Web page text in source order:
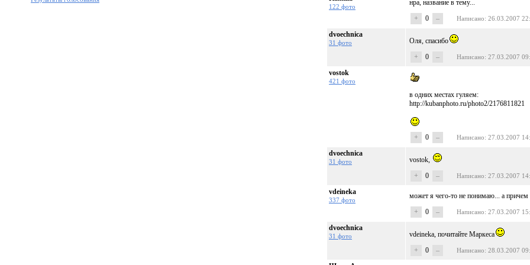
122 фото
нра, название в тему...
+
0 – Написано: 26.03.2007
dvoechnica
31 фото
Оля, спасибо
+
0 – Написано: 27.03.2007
vostok
421 фото
в одних местах гуляем:
http://kubanphoto.ru/photo2/2176811821
+ 0 – Написано: 27.03.2007
dvoechnica
31 фото
vostok,
+
0 – Написано: 27.03.2007
vdeineka
337 фото
может я чего-то не понимаю... а причем
+
0 – Написано: 27.03.2007
dvoechnica
31 фото
vdeineka, почитайте Маркеса
+
0 – Написано: 28.03.2007